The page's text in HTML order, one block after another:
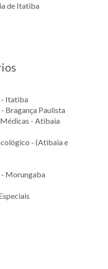
de Itatiba
- Itatiba
Bragança Paulista
- Atibaia
- (Atibaia e
Morungaba